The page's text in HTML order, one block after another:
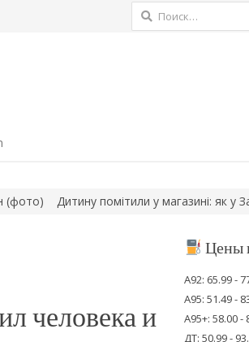
Найти:
Дитину помітили у магазині: як у
человека и
Цены
А92: 65.99 -
А95: 51.49 -
А95+: 58.00 -
ДТ: 50.99 -